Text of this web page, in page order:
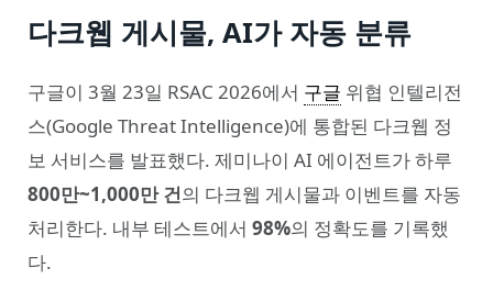
다크웹 게시물, AI가 자동 분류
구글이 3월 23일 RSAC 2026에서 구글 위협 인텔리전
스(Google Threat Intelligence)에 통합된 다크웹 정
보 서비스를 발표했다. 제미나이 AI 에이전트가 하루
800만~1,000만 건의 다크웹 게시물과 이벤트를 자동
처리한다. 내부 테스트에서 98%의 정확도를 기록했
다.